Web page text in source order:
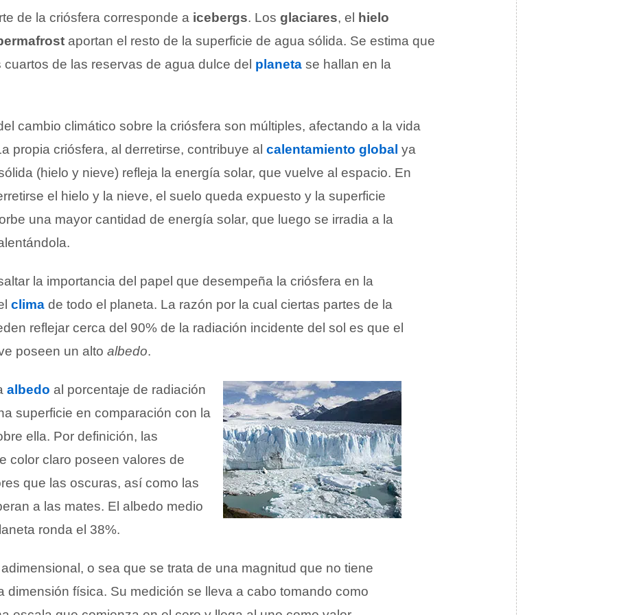
de la criósfera corresponde a icebergs. Los glaciares, el
hielo
aportan el resto de la superficie de agua sólida. Se estima que
cuartos de las reservas de agua dulce del planeta se hallan en la
cambio climático sobre la criósfera son múltiples, afectando a la vida
propia criósfera, al derretirse, contribuye al calentamiento global ya
(hielo y nieve) refleja la energía solar, que vuelve al espacio. En
el hielo y la nieve, el suelo queda expuesto y la superficie
una mayor cantidad de energía solar, que luego se irradia a la
la importancia del papel que desempeña la criósfera en la
clima de todo el planeta. La razón por la cual ciertas partes de la
reflejar cerca del 90% de la radiación incidente del sol es que el
poseen un alto albedo.
albedo al porcentaje de radiación
superficie en comparación con la
ella. Por definición, las
color claro poseen valores de
que las oscuras, así como las
a las mates. El albedo medio
ronda el 38%.
o sea que se trata de una magnitud que no tiene
dimensión física. Su medición se lleva a cabo tomando como